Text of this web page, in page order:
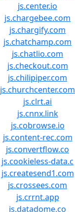
js.center.io
js.chargebee.com
js.chargify.com
js.chatchamp.com
js.chatlio.com
js.checkout.com
js.chilipiper.com
js.churchcenter.com
js.clrt.ai
js.cnnx.link
js.cobrowse.io
js.content-rec.com
js.convertflow.co
js.cookieless-data.c
js.createsend1.com
js.crossees.com
js.crrnt.app
js.datadome.co